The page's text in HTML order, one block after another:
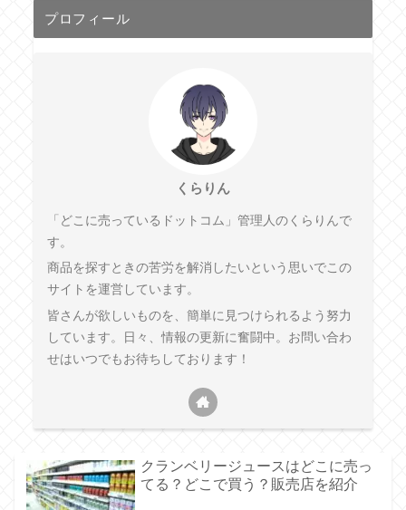
プロフィール
くらりん
「どこに売っているドットコム」管理人のくらりんで
す。
商品を探すときの苦労を解消したいという思いでこの
サイトを運営しています。
皆さんが欲しいものを、簡単に見つけられるよう努力
しています。日々、情報の更新に奮闘中。お問い合わ
せはいつでもお待ちしております！
クランベリージュースはどこに売っ
てる？どこで買う？販売店を紹介